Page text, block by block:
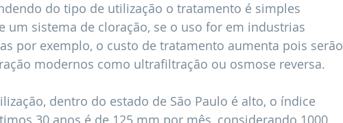
do tipo de utilização o tratamento é simples
um sistema de cloração, se o uso for em industrias
por exemplo, o custo de tratamento aumenta pois serão
modernos como ultrafiltração ou osmose reversa.
dentro do estado de São Paulo é alto, o índice
30 anos é de 125 mm por mês, considerando 1000